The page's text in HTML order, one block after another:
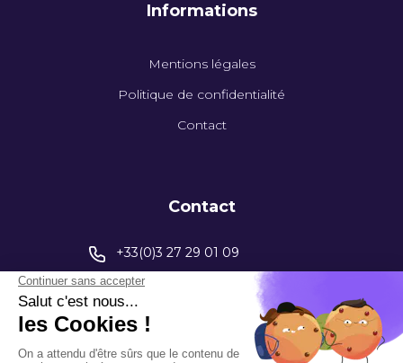
Informations
Mentions légales
Politique de confidentialité
Contact
Contact
+33(0)3 27 29 01 09
contact@capinstrumentation.fr
395 Av. Henri Barbusse
59770 Marly